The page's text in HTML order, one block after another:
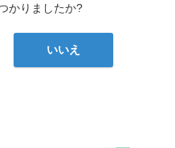
かりましたか?
いいえ